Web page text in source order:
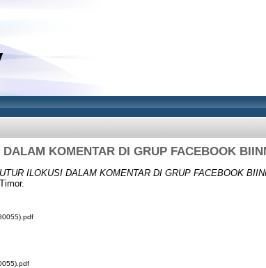
KOMENTAR DI GRUP FACEBOOK
ILOKUSI DALAM KOMENTAR DI GRUP FACEBOOK